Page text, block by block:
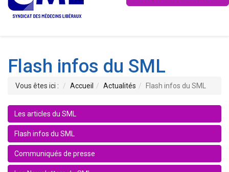
Flash infos du SML
Vous êtes ici : Accueil Actualités Flash infos du SML
Les articles du SML
Flash infos du SML
Communiqués de presse